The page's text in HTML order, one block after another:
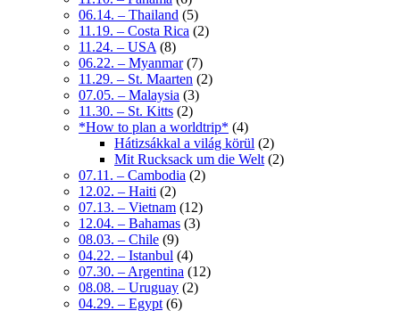
06.14. – Thailand (5)
11.19. – Costa Rica (2)
11.24. – USA (8)
06.22. – Myanmar(7)
11.29. – St. Maarten (2)
07.05. – Malaysia (3)
11.30. – St. Kitts (2)
*How to plan a worldtrip* (4)
Hátizsákkal a világ körül (2)
Mit Rucksack um die Welt (2)
07.11. – Cambodia (2)
12.02. – Haiti (2)
07.13. – Vietnam (12)
12.04. – Bahamas (3)
08.03. – Chile (9)
04.22. – Istanbul (4)
07.30. – Argentina (12)
08.08. – Uruguay (2)
04.29. – Egypt (6)